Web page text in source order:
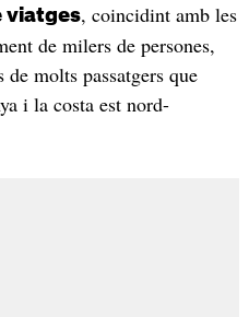
viatges, coincidint amb les
de milers de persones,
molts passatgers que
i la costa est nord-